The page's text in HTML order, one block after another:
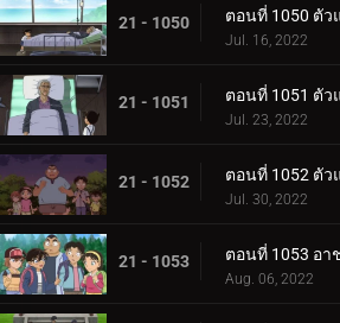
21 - 1050
Jul. 16, 2022
21 - 1051
Jul. 23, 2022
21 - 1052
Jul. 30, 2022
21 - 1053
Aug. 06, 2022